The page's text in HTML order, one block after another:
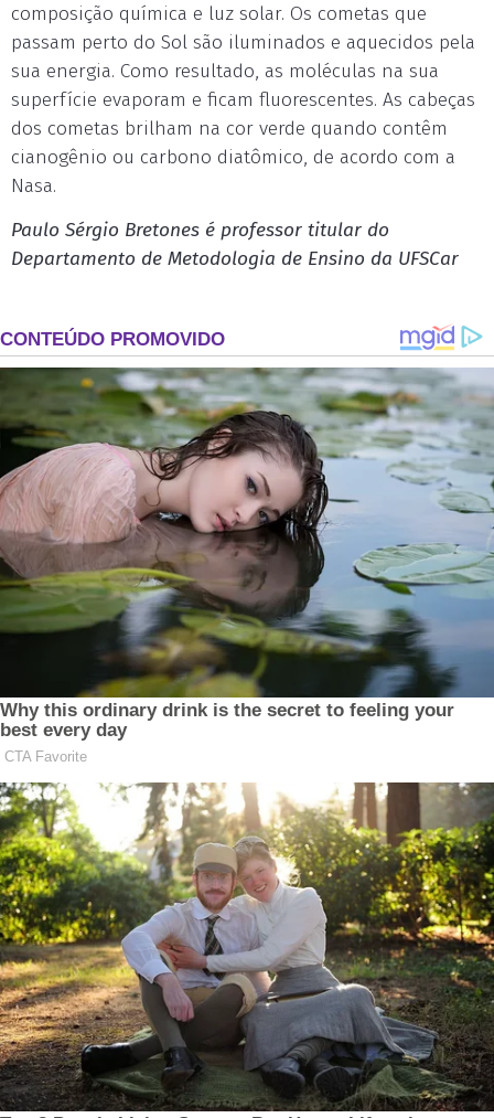
composição química e luz solar. Os cometas que
passam perto do Sol são iluminados e aquecidos pela
sua energia. Como resultado, as moléculas na sua
superfície evaporam e ficam fluorescentes. As cabeças
dos cometas brilham na cor verde quando contêm
cianogênio ou carbono diatômico, de acordo com a
Nasa.
Paulo Sérgio Bretones é professor titular do
Departamento de Metodologia de Ensino da UFSCar